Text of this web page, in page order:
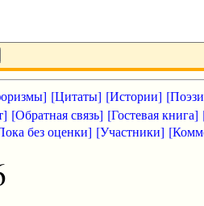
[Цитаты] [Истории]
[Обратная связь] [Гостевая книга]
без оценки] [Участники]